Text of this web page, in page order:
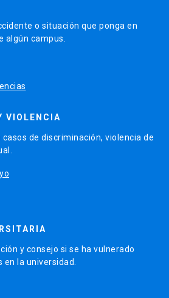
o situación que ponga en
algún campus.
VIOLENCIA
de discriminación, violencia de
y consejo si se ha vulnerado
en la universidad.